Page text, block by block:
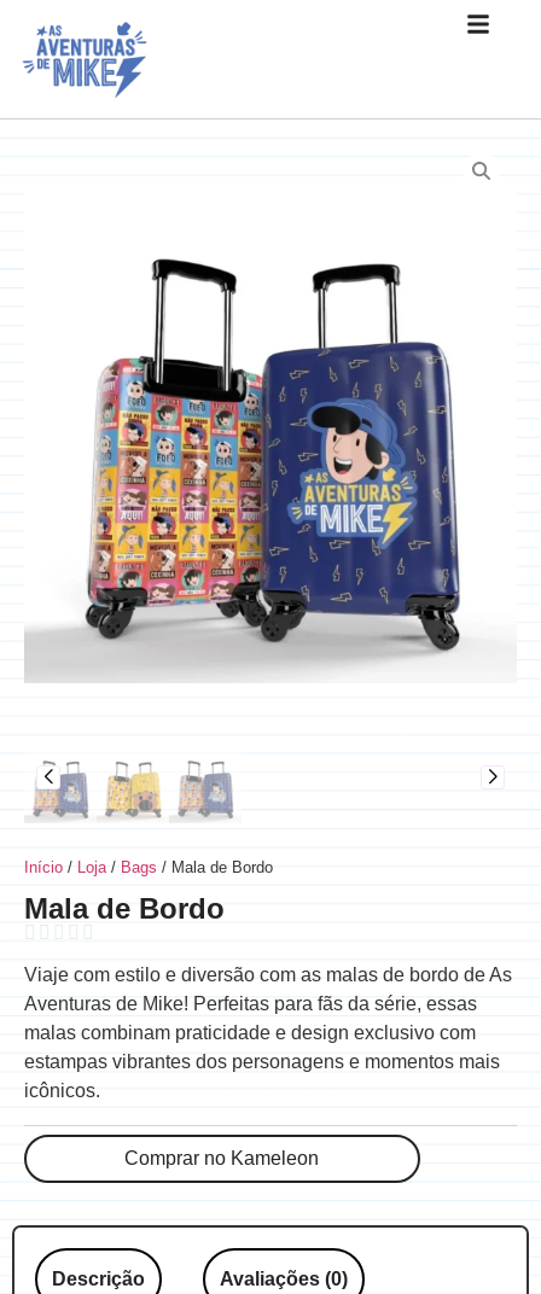
Início / Loja/ Bags / Mala de Bordo
Mala de Bordo
Viaje com estilo e diversão com as malas de bordo de As
Aventuras de Mike! Perfeitas para fãs da série, essas
malas combinam praticidade e design exclusivo com
estampas vibrantes dos personagens e momentos mais
icônicos.
Comprar no Kameleon
Descrição Avaliações (0)